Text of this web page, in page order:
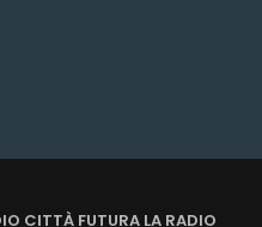
CITTÀ FUTURA LA RADIO